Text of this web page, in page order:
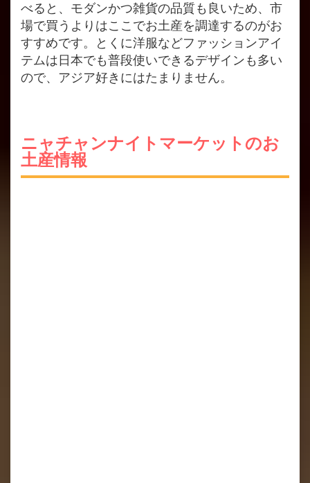
べると、モダンかつ雑貨の品質も良いため、市
場で買うよりはここでお土産を調達するのがお
すすめです。とくに洋服などファッションアイ
テムは日本でも普段使いできるデザインも多い
ので、アジア好きにはたまりません。
ニャチャンナイトマーケットのお
土産情報